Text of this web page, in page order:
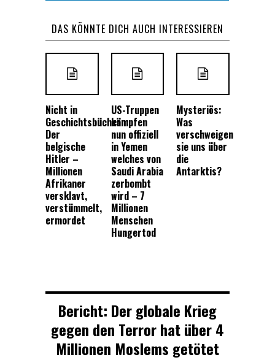
DAS KÖNNTE DICH AUCH INTERESSIEREN
Nicht in
Geschichtsbüchern:
Der
belgische
Hitler –
Millionen
Afrikaner
versklavt,
verstümmelt,
ermordet
US-Truppen
kämpfen
nun offiziell
in Yemen
welches von
Saudi Arabia
zerbombt
wird – 7
Millionen
Menschen
Hungertod
Mysteriös:
Was
verschweigen
sie uns über
die
Antarktis?
Bericht: Der globale Krieg
gegen den Terror hat über 4
Millionen Moslems getötet